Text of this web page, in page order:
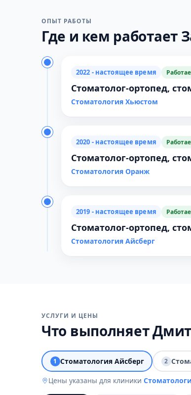
ОПЫТ РАБОТЫ
Где и кем работает
2022 - настоящее время
Стоматолог-ортопед,
Стоматология Хьюстом
2020 - настоящее время
Стоматолог-ортопед,
Стоматология Оранж
2019 - настоящее время
Стоматолог-ортопед,
Стоматология Айсберг
УСЛУГИ И ЦЕНЫ
Что выполняет
1 Стоматология Айсберг 2
Цены указаны для клиники